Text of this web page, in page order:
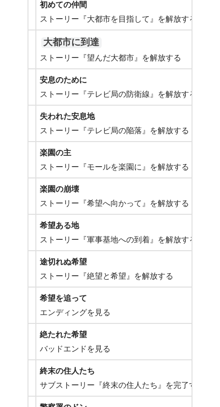
初めての仲間
ストーリー『大都市を目指して』を解放する
大都市に到達
ストーリー『望んだ大都市』を解放する
安息のために
ストーリー『テレビ局の防衛線』を解放する
失われた安息地
ストーリー『テレビ局の陥落』を解放する
楽園の主
ストーリー『モールを楽園に』を解放する
楽園の崩壊
ストーリー『希望へ向かって』を解放する
希望ある地
ストーリー『軍事基地への到着』を解放する
途切れぬ希望
ストーリー『絶望と希望』を解放する
希望を追って
エンディングを見る
絶たれた希望
バッドエンドを見る
終末の住人たち
サブストーリー『終末の住人たち』を完了する